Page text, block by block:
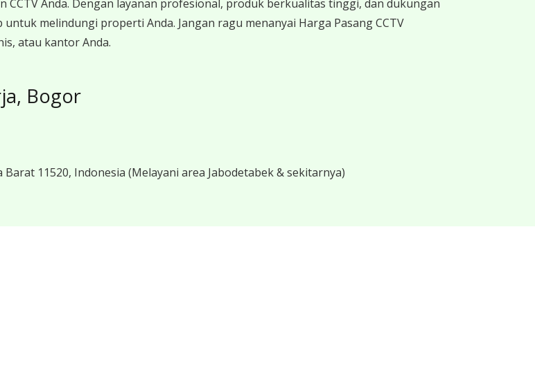
CCTV Anda. Dengan layanan profesional, produk berkualitas tinggi, dan dukungan
melindungi properti Anda. Jangan ragu menanyai Harga Pasang CCTV
atau kantor Anda.
Bogor
Barat 11520, Indonesia (Melayani area Jabodetabek & sekitarnya)